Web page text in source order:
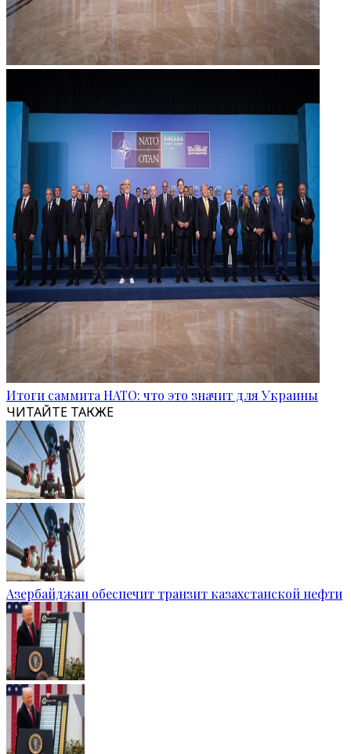
Итоги саммита НАТО: что это значит для Украины
ЧИТАЙТЕ ТАКЖЕ
Азербайджан обеспечит транзит казахстанской нефти